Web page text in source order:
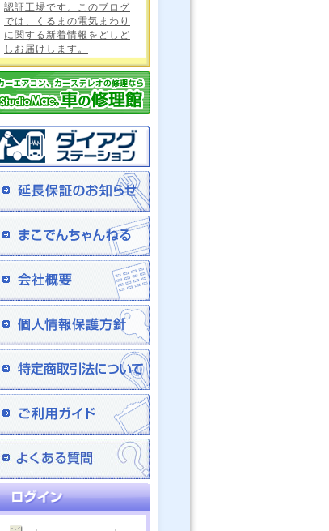
認証工場です。このブログ
では、くるまの電気まわり
に関する新着情報をどしど
しお届けします。